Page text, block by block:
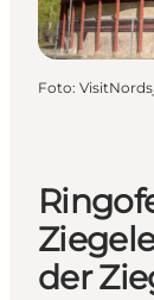
Foto:
der